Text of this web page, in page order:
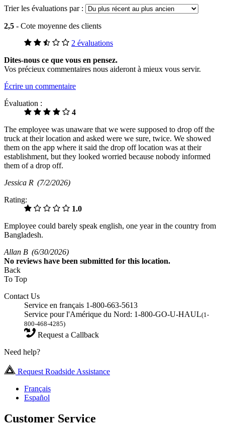
Trier les évaluations par :
2,5 - Cote moyenne des clients
2 évaluations
Dites-nous ce que vous en pensez.
Vos précieux commentaires nous aideront à mieux vous servir.
Écrire un commentaire
Évaluation :
4
The employee was unaware that we were supposed to drop off the
truck at their location and asked were we sure, twice. We showed
them on the app where it said the drop off location was at their
establishment, but they looked worried because nobody informed
them of a drop off.
Jessica R (7/2/2026)
Rating:
1.0
Employee could barely speak english, one year in the country from
Bangladesh.
Allan B (6/30/2026)
No reviews have been submitted for this location.
Back
To Top
Contact Us
Service en français 1-800-663-5613
Service pour l'Amérique du Nord: 1-800-GO-U-HAUL(1-
800-468-4285)
Request a Callback
Need help?
Request Roadside Assistance
Français
Español
Customer Service